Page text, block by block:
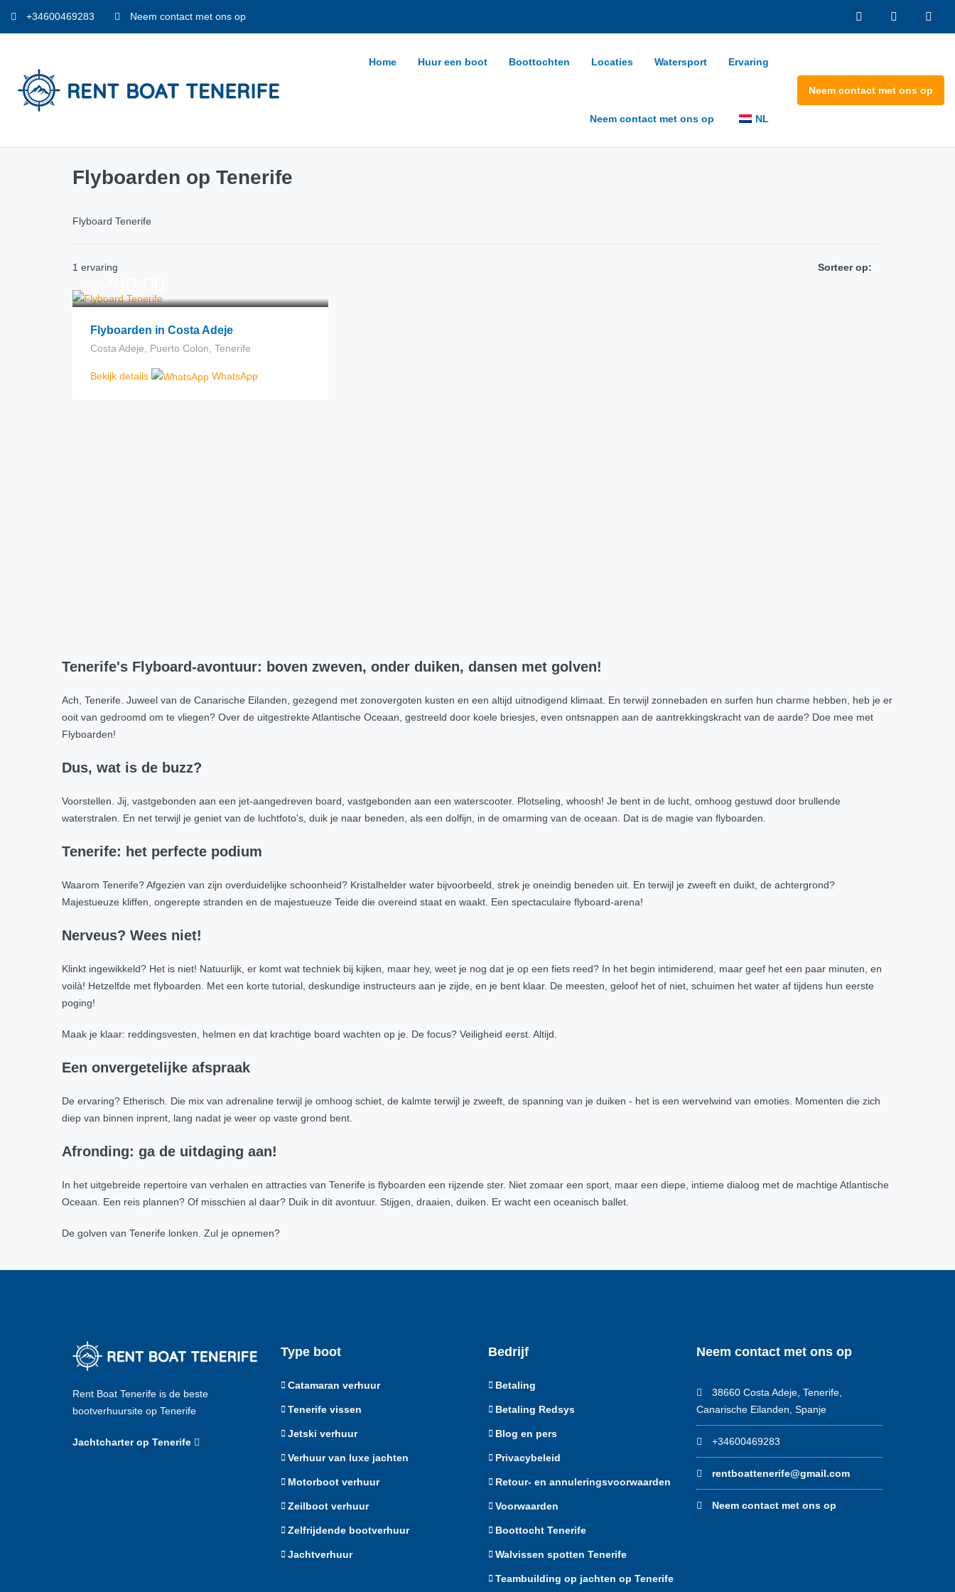
+34600469283 Neem contact met ons op
Home Huur een boot Boottochten Locaties Watersport Ervaring
Neem contact met ons op NL
Neem contact met ons op
Flyboarden op Tenerife
Flyboard Tenerife
1 ervaring
Sorteer op:
Flyboarden in Costa Adeje
Costa Adeje, Puerto Colon, Tenerife
Bekijk details WhatsApp
Tenerife's Flyboard-avontuur: boven zweven, onder duiken, dansen met golven!
Ach, Tenerife. Juweel van de Canarische Eilanden, gezegend met zonovergoten kusten en een altijd uitnodigend klimaat. En terwijl zonnebaden en surfen hun charme hebben, heb je er
ooit van gedroomd om te vliegen? Over de uitgestrekte Atlantische Oceaan, gestreeld door koele briesjes, even ontsnappen aan de aantrekkingskracht van de aarde? Doe mee met
Flyboarden!
Dus, wat is de buzz?
Voorstellen. Jij, vastgebonden aan een jet-aangedreven board, vastgebonden aan een waterscooter. Plotseling, whoosh! Je bent in de lucht, omhoog gestuwd door brullende
waterstralen. En net terwijl je geniet van de luchtfoto's, duik je naar beneden, als een dolfijn, in de omarming van de oceaan. Dat is de magie van flyboarden.
Tenerife: het perfecte podium
Waarom Tenerife? Afgezien van zijn overduidelijke schoonheid? Kristalhelder water bijvoorbeeld, strek je oneindig beneden uit. En terwijl je zweeft en duikt, de achtergrond?
Majestueuze kliffen, ongerepte stranden en de majestueuze Teide die overeind staat en waakt. Een spectaculaire flyboard-arena!
Nerveus? Wees niet!
Klinkt ingewikkeld? Het is niet! Natuurlijk, er komt wat techniek bij kijken, maar hey, weet je nog dat je op een fiets reed? In het begin intimiderend, maar geef het een paar minuten, en
voilà! Hetzelfde met flyboarden. Met een korte tutorial, deskundige instructeurs aan je zijde, en je bent klaar. De meesten, geloof het of niet, schuimen het water af tijdens hun eerste
poging!
Maak je klaar: reddingsvesten, helmen en dat krachtige board wachten op je. De focus? Veiligheid eerst. Altijd.
Een onvergetelijke afspraak
De ervaring? Etherisch. Die mix van adrenaline terwijl je omhoog schiet, de kalmte terwijl je zweeft, de spanning van je duiken - het is een wervelwind van emoties. Momenten die zich
diep van binnen inprent, lang nadat je weer op vaste grond bent.
Afronding: ga de uitdaging aan!
In het uitgebreide repertoire van verhalen en attracties van Tenerife is flyboarden een rijzende ster. Niet zomaar een sport, maar een diepe, intieme dialoog met de machtige Atlantische
Oceaan. Een reis plannen? Of misschien al daar? Duik in dit avontuur. Stijgen, draaien, duiken. Er wacht een oceanisch ballet.
De golven van Tenerife lonken. Zul je opnemen?
Rent Boat Tenerife is de beste
bootverhuursite op Tenerife
Jachtcharter op Tenerife
Type boot
Catamaran verhuur
Tenerife vissen
Jetski verhuur
Verhuur van luxe jachten
Motorboot verhuur
Zeilboot verhuur
Zelfrijdende bootverhuur
Jachtverhuur
Bedrijf
Betaling
Betaling Redsys
Blog en pers
Privacybeleid
Retour- en annuleringsvoorwaarden
Voorwaarden
Boottocht Tenerife
Walvissen spotten Tenerife
Teambuilding op jachten op Tenerife
Neem contact met ons op
38660 Costa Adeje, Tenerife,
Canarische Eilanden, Spanje
+34600469283
rentboattenerife@gmail.com
Neem contact met ons op